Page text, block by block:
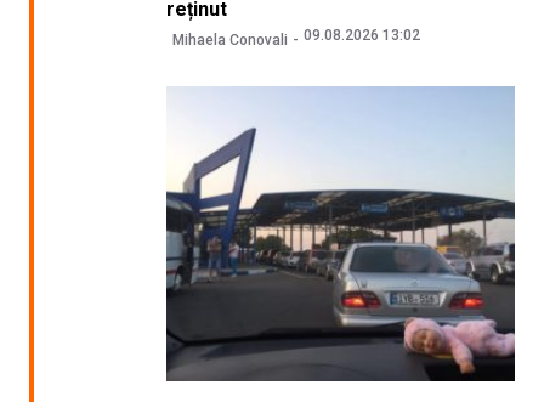
reținut
Mihaela Conovali 09.08.2026 13:02